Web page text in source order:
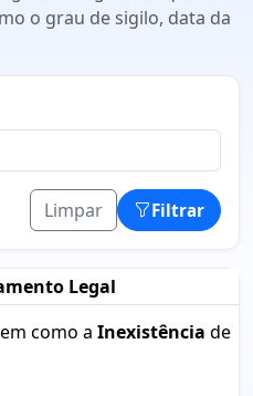
o grau de sigilo, data da
Limpar Filtrar
Legal
como a Inexistência de